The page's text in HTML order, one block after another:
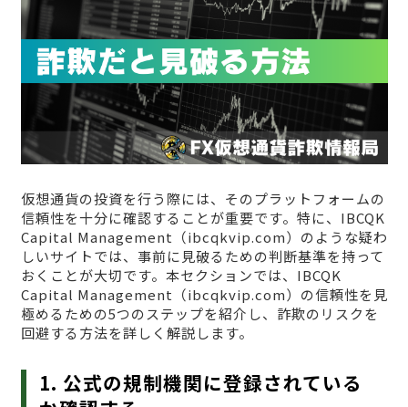
仮想通貨の投資を行う際には、そのプラットフォームの
信頼性を十分に確認することが重要です。特に、IBCQK
Capital Management（ibcqkvip.com）のような疑わ
しいサイトでは、事前に見破るための判断基準を持って
おくことが大切です。本セクションでは、IBCQK
Capital Management（ibcqkvip.com）の信頼性を見
極めるための5つのステップを紹介し、詐欺のリスクを
回避する方法を詳しく解説します。
1. 公式の規制機関に登録されている